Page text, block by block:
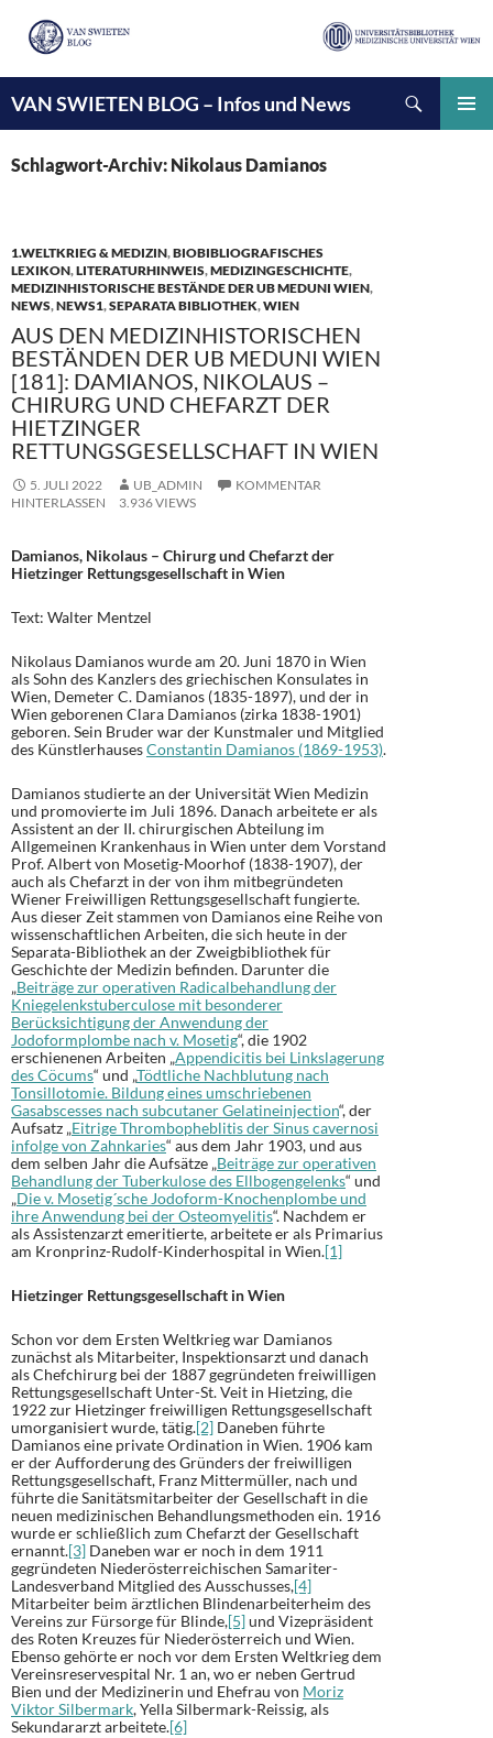
VAN SWIETEN BLOG – Infos und News
INHALT
SPRINGEN
Schlagwort-Archiv: Nikolaus Damianos
1.WELTKRIEG & MEDIZIN,BIOBIBLIOGRAFISCHES
LEXIKON,LITERATURHINWEIS,MEDIZINGESCHICHTE,
MEDIZINHISTORISCHE BESTÄNDE DER UB MEDUNI WIEN,
NEWS,NEWS1,SEPARATA BIBLIOTHEK,WIEN
AUS DEN MEDIZINHISTORISCHEN
BESTÄNDEN DER UB MEDUNI WIEN
[181]: DAMIANOS, NIKOLAUS –
CHIRURG UND CHEFARZT DER
HIETZINGER
RETTUNGSGESELLSCHAFT IN WIEN
5. JULI 2022 UB_ADMIN
KOMMENTAR
HINTERLASSEN
3.936 VIEWS
Damianos, Nikolaus – Chirurg und Chefarzt der
Hietzinger Rettungsgesellschaft in Wien
Text: Walter Mentzel
Nikolaus Damianos wurde am 20. Juni 1870 in Wien
als Sohn des Kanzlers des griechischen Konsulates in
Wien, Demeter C. Damianos (1835-1897), und der in
Wien geborenen Clara Damianos (zirka 1838-1901)
geboren. Sein Bruder war der Kunstmaler und Mitglied
des KünstlerhausesConstantin Damianos (1869-1953).
Damianos studierte an der Universität Wien Medizin
und promovierte im Juli 1896. Danach arbeitete er als
Assistent an der II. chirurgischen Abteilung im
Allgemeinen Krankenhaus in Wien unter dem Vorstand
Prof. Albert von Mosetig-Moorhof (1838-1907), der
auch als Chefarzt in der von ihm mitbegründeten
Wiener Freiwilligen Rettungsgesellschaft fungierte.
Aus dieser Zeit stammen von Damianos eine Reihe von
wissenschaftlichen Arbeiten, die sich heute in der
Separata-Bibliothek an der Zweigbibliothek für
Geschichte der Medizin befinden. Darunter die
„Beiträge zur operativen Radicalbehandlung der
Kniegelenkstuberculose mit besonderer
Berücksichtigung der Anwendung der
Jodoformplombe nach v. Mosetig“, die 1902
erschienenen Arbeiten „Appendicitis bei Linkslagerung
des Cöcums“ und „Tödtliche Nachblutung nach
Tonsillotomie. Bildung eines umschriebenen
Gasabscesses nach subcutaner Gelatineinjection“, der
Aufsatz „Eitrige Thrombopheblitis der Sinus cavernosi
infolge von Zahnkaries“ aus dem Jahr 1903, und aus
dem selben Jahr die Aufsätze „Beiträge zur operativen
Behandlung der Tuberkulose des Ellbogengelenks“ und
„Die v. Mosetig´sche Jodoform-Knochenplombe und
ihre Anwendung bei der Osteomyelitis“. Nachdem er
als Assistenzarzt emeritierte, arbeitete er als Primarius
am Kronprinz-Rudolf-Kinderhospital in Wien.[1]
Hietzinger Rettungsgesellschaft in Wien
Schon vor dem Ersten Weltkrieg war Damianos
zunächst als Mitarbeiter, Inspektionsarzt und danach
als Chefchirurg bei der 1887 gegründeten freiwilligen
Rettungsgesellschaft Unter-St. Veit in Hietzing, die
1922 zur Hietzinger freiwilligen Rettungsgesellschaft
umorganisiert wurde, tätig.[2] Daneben führte
Damianos eine private Ordination in Wien. 1906 kam
er der Aufforderung des Gründers der freiwilligen
Rettungsgesellschaft, Franz Mittermüller, nach und
führte die Sanitätsmitarbeiter der Gesellschaft in die
neuen medizinischen Behandlungsmethoden ein. 1916
wurde er schließlich zum Chefarzt der Gesellschaft
ernannt.[3] Daneben war er noch in dem 1911
gegründeten Niederösterreichischen Samariter-
Landesverband Mitglied des Ausschusses,[4]
Mitarbeiter beim ärztlichen Blindenarbeiterheim des
Vereins zur Fürsorge für Blinde,[5]und Vizepräsident
des Roten Kreuzes für Niederösterreich und Wien.
Ebenso gehörte er noch vor dem Ersten Weltkrieg dem
Vereinsreservespital Nr. 1 an, wo er neben Gertrud
Bien und der Medizinerin und Ehefrau von Moriz
Viktor Silbermark, Yella Silbermark-Reissig, als
Sekundararzt arbeitete.[6]